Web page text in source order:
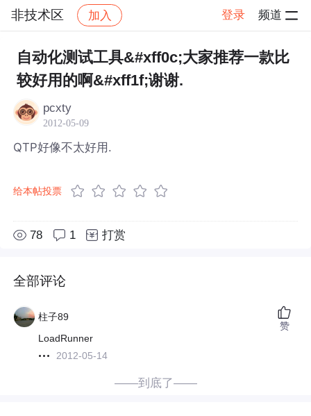
非技术区 加入 登录 频道
社区 非技术区 帖子详情
自动化测试工具&#xff0c;大家推荐一款比
较好用的啊&#xff1f;谢谢.
pcxty
2012-05-09
QTP好像不太好用.
给本帖投票
78 1 打赏
全部评论
柱子89
LoadRunner
2012-05-14
赞
——到底了——